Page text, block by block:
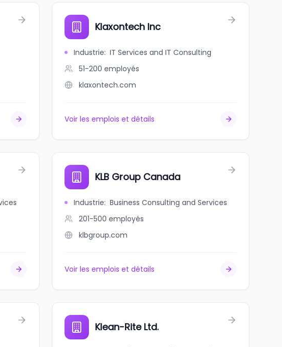
Klaxontech Inc
Industrie: IT Services and IT Consulting
51-200 employés
klaxontech.com
Voir les emplois et détails
KLB Group Canada
Industrie: Business Consulting and Services
201-500 employés
klbgroup.com
Voir les emplois et détails
Klean-Rite Ltd.